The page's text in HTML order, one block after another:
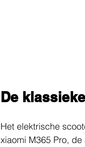
De
Het elektrische
xiaomi M365 Pro,